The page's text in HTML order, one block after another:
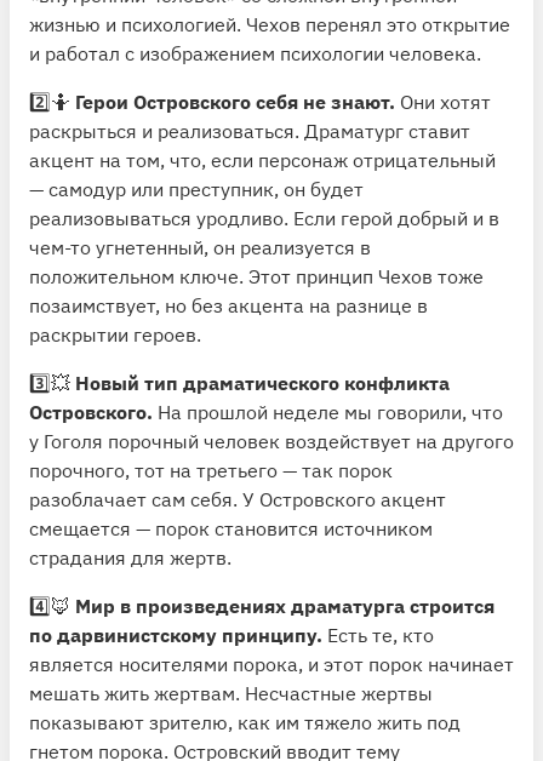
жизнью и психологией. Чехов перенял это открытие
и работал с изображением психологии человека.
2️⃣🤷 Герои Островского себя не знают. Они хотят
раскрыться и реализоваться. Драматург ставит
акцент на том, что, если персонаж отрицательный
— самодур или преступник, он будет
реализовываться уродливо. Если герой добрый и в
чем-то угнетенный, он реализуется в
положительном ключе. Этот принцип Чехов тоже
позаимствует, но без акцента на разнице в
раскрытии героев.
3️⃣💥 Новый тип драматического конфликта
Островского. На прошлой неделе мы говорили, что
у Гоголя порочный человек воздействует на другого
порочного, тот на третьего — так порок
разоблачает сам себя. У Островского акцент
смещается — порок становится источником
страдания для жертв.
4️⃣🦊 Мир в произведениях драматурга строится
по дарвинистскому принципу. Есть те, кто
является носителями порока, и этот порок начинает
мешать жить жертвам. Несчастные жертвы
показывают зрителю, как им тяжело жить под
гнетом порока. Островский вводит тему